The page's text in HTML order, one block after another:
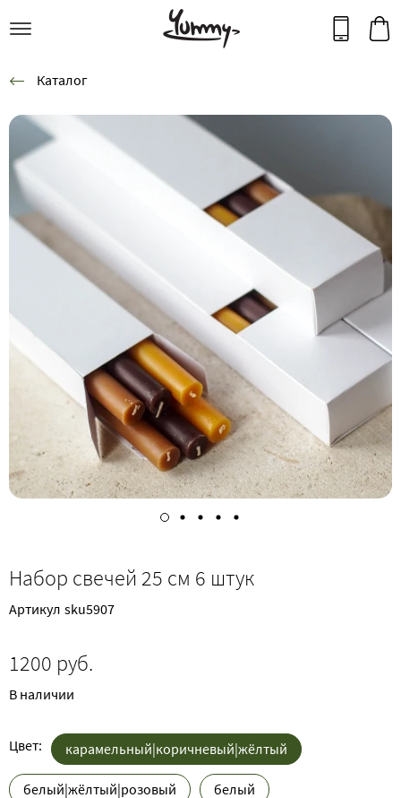
Каталог
Набор свечей 25 см 6 штук
Артикул sku5907
1200 руб.
В наличии
Цвет: карамельный|коричневый|жёлтый
белый|жёлтый|розовый белый